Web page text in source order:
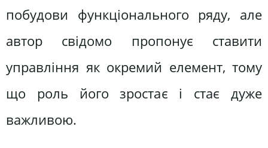
побудови функціонального ряду, але
автор свідомо пропонує ставити
управління як окремий елемент, тому
що роль його зростає і стає дуже
важливою.